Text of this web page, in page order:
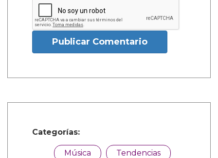
Publicar Comentario
Categorías:
Música Tendencias